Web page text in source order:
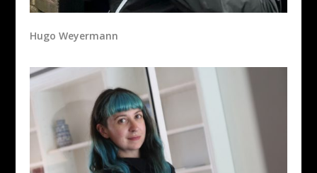
Hugo Weyermann